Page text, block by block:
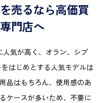
売るなら高価買
門店へ
気が高く、オラン、シプ
はじめとする人気モデルは
品はもちろん、使用感のあ
ケースが多いため、不要に